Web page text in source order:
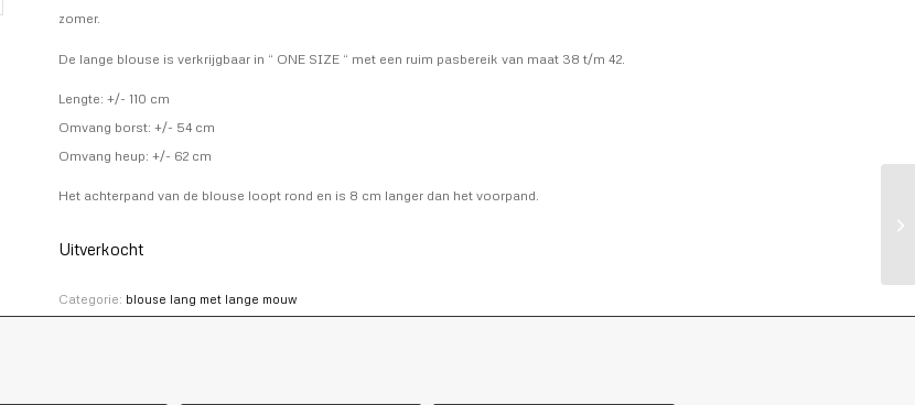
zomer.
De lange blouse is verkrijgbaar in “ ONE SIZE “ met een ruim pasbereik van maat 38 t/m 42.
Lengte: +/- 110 cm
Omvang borst: +/- 54 cm
Omvang heup: +/- 62 cm
Het achterpand van de blouse loopt rond en is 8 cm langer dan het voorpand.
Uitverkocht
Categorie: blouse lang met lange mouw